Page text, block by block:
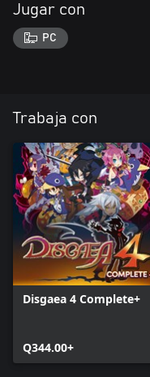
Jugar con
PC
Trabaja con
Disgaea 4 Complete+
Q344.00+